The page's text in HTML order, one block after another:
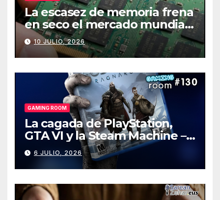
La escasez de memoria frena
en seco el mercado mundial
de PCs
10 JULIO, 2026
GAMING ROOM
La cagada de PlayStation,
GTA VI y la Steam Machine –
Gaming Room #130
6 JULIO, 2026